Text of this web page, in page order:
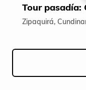
Tour pasadía:
Zipaquirá,
1
5